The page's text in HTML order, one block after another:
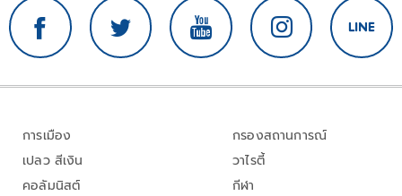
การเมือง
เปลว สีเงิน
คอลัมนิสต์
กรองสถานการณ์
วาไรตี้
กีฬา